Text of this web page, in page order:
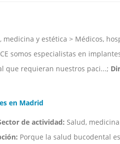
medicina y estética > Médicos,
somos especialistas en
que requieran nuestros paci...;
en Madrid
de actividad: Salud,
Porque la salud bucodental